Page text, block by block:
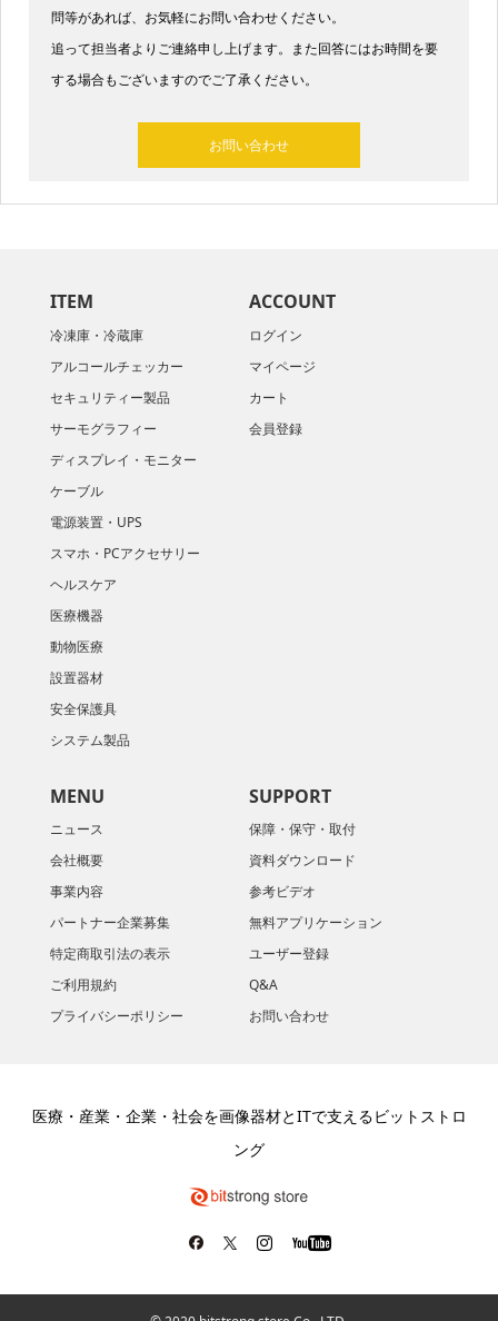
問等があれば、お気軽にお問い合わせください。
追って担当者よりご連絡申し上げます。また回答にはお時間を要
する場合もございますのでご了承ください。
お問い合わせ
ITEM
冷凍庫・冷蔵庫
アルコールチェッカー
セキュリティー製品
サーモグラフィー
ディスプレイ・モニター
ケーブル
電源装置・UPS
スマホ・PCアクセサリー
ヘルスケア
医療機器
動物医療
設置器材
安全保護具
システム製品
ACCOUNT
ログイン
マイページ
カート
会員登録
MENU
ニュース
会社概要
​事業内容
パートナー企業募集
特定商取引法の表示
ご利用規約
プライバシーポリシー
SUPPORT
保障・保守・取付
資料ダウンロード
参考ビデオ
無料アプリケーション
ユーザー登録
Q&A
お問い合わせ
医療・産業・企業・社会を画像器材とITで支えるビットストロ
ング